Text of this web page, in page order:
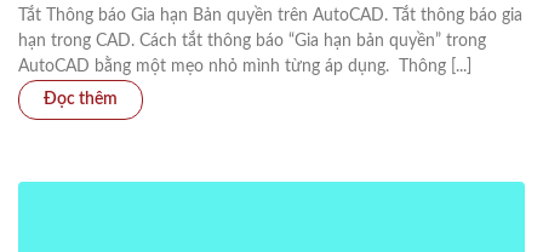
Tắt Thông báo Gia hạn Bản quyền trên AutoCAD. Tắt thông báo gia
hạn trong CAD. Cách tắt thông báo “Gia hạn bản quyền” trong
AutoCAD bằng một mẹo nhỏ mình từng áp dụng. Thông [...]